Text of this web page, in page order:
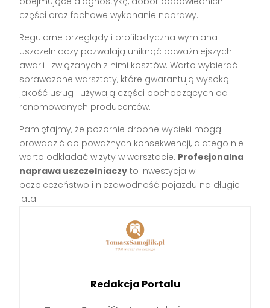
części oraz fachowe wykonanie naprawy.
Regularne przeglądy i profilaktyczna wymiana
uszczelniaczy pozwalają uniknąć poważniejszych
awarii i związanych z nimi kosztów. Warto wybierać
sprawdzone warsztaty, które gwarantują wysoką
jakość usług i używają części pochodzących od
renomowanych producentów.
Pamiętajmy, że pozornie drobne wycieki mogą
prowadzić do poważnych konsekwencji, dlatego nie
warto odkładać wizyty w warsztacie. Profesjonalna
naprawa uszczelniaczy to inwestycja w
bezpieczeństwo i niezawodność pojazdu na długie
lata.
Redakcja Portalu